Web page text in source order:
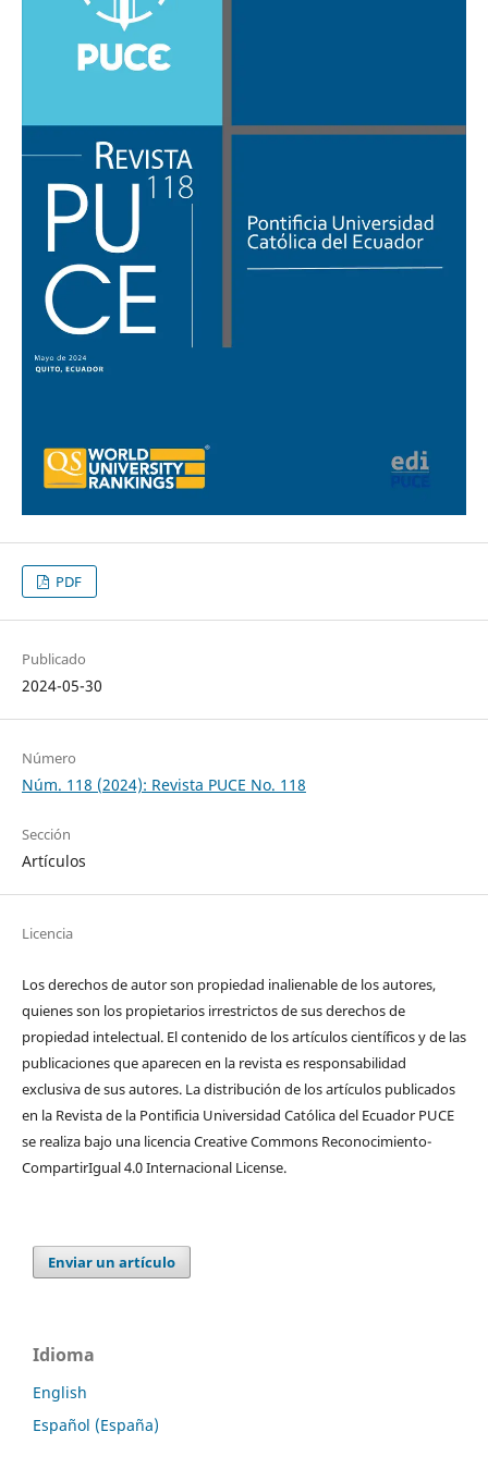
PDF
Publicado
2024-05-30
Número
Núm. 118 (2024): Revista PUCE No. 118
Sección
Artículos
Licencia
Los derechos de autor son propiedad inalienable de los autores,
quienes son los propietarios irrestrictos de sus derechos de
propiedad intelectual. El contenido de los artículos científicos y de las
publicaciones que aparecen en la revista es responsabilidad
exclusiva de sus autores. La distribución de los artí­culos publicados
en la Revista de la Pontificia Universidad Católica del Ecuador PUCE
se realiza bajo una licencia Creative Commons Reconocimiento-
CompartirIgual 4.0 Internacional License.
Enviar un artículo
Idioma
English
Español (España)